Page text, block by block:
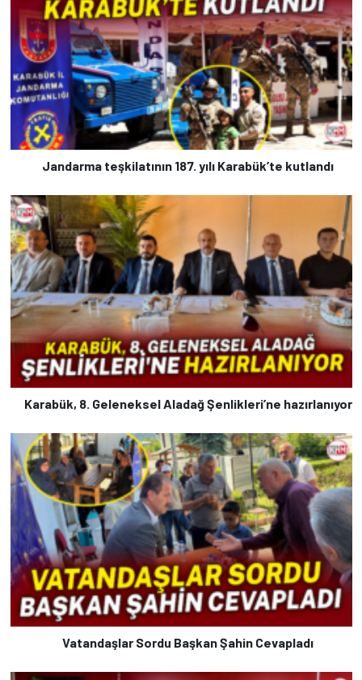
Jandarma teşkilatının 187. yılı Karabük’te kutlandı
Karabük, 8. Geleneksel Aladağ Şenlikleri’ne hazırlanıyor
Vatandaşlar Sordu Başkan Şahin Cevapladı